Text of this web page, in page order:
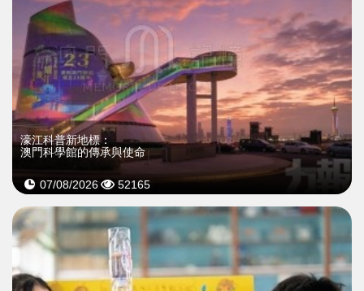
濠江科普新地標：
澳門科學館的傳承與使命
07/08/2026 52165